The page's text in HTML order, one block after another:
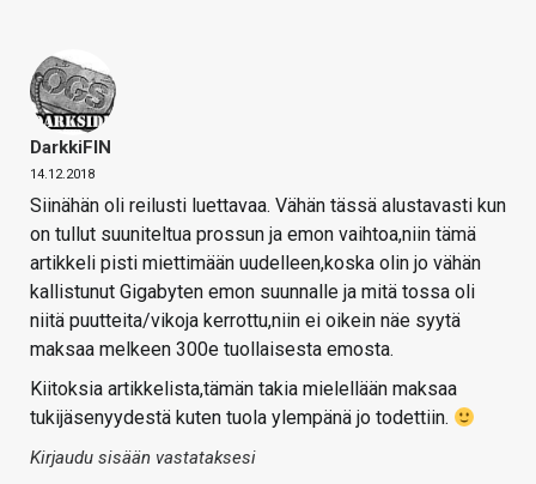
DarkkiFIN
14.12.2018
Siinähän oli reilusti luettavaa. Vähän tässä alustavasti kun
on tullut suuniteltua prossun ja emon vaihtoa,niin tämä
artikkeli pisti miettimään uudelleen,koska olin jo vähän
kallistunut Gigabyten emon suunnalle ja mitä tossa oli
niitä puutteita/vikoja kerrottu,niin ei oikein näe syytä
maksaa melkeen 300e tuollaisesta emosta.
Kiitoksia artikkelista,tämän takia mielellään maksaa
tukijäsenyydestä kuten tuola ylempänä jo todettiin.
Kirjaudu sisään vastataksesi